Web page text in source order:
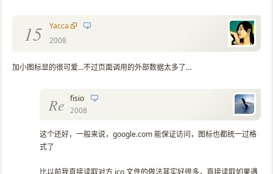
15
Yacca
2008
加小图标显的很可爱…不过页面调用的外部数据太多了…
Re fisio
2008
这个还好，一般来说，google.com 能保证访问，图标也都统一过格
式了
比以前我直接读取对方 ico 文件的做法其实好很多，直接读取如果遇